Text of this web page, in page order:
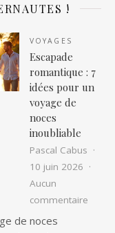
!
: l’art de voyager
VOYAGES
Escapade
romantique : 7
idées pour un
voyage de
noces
inoubliable
Pascal Cabus
10 juin 2026
Aucun
commentaire
de noces